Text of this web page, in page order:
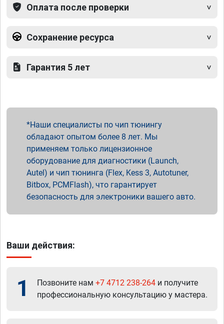
Оплата после проверки
Сохранение ресурса
Гарантия 5 лет
Наши специалисты по чип тюнингу
обладают опытом более 8 лет. Мы
применяем только лицензионное
оборудование для диагностики (Launch,
Autel) и чип тюнинга (Flex, Kess 3, Autotuner,
Bitbox, PCMFlash), что гарантирует
безопасность для электроники вашего авто.
Ваши действия:
1 Позвоните нам +7 4712 238-264 и получите
профессиональную консультацию у мастера.